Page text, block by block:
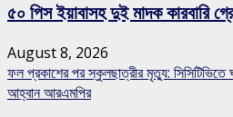
৫০ পিস ইয়াবাসহ দুই মাদক কারবারি
August 8, 2026
ফল প্রকাশের পর স্কুলছাত্রীর মৃত্যু: সিসিটিভিতে
আহ্বান আরএমপির